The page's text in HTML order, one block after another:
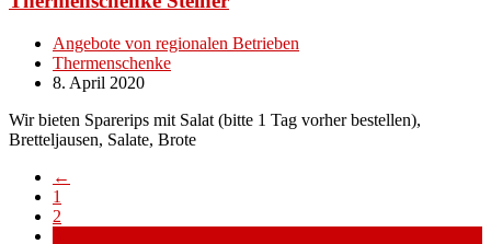
Angebote von regionalen Betrieben
Thermenschenke
8. April 2020
Wir bieten Sparerips mit Salat (bitte 1 Tag vorher bestellen),
Bretteljausen, Salate, Brote
←
1
2